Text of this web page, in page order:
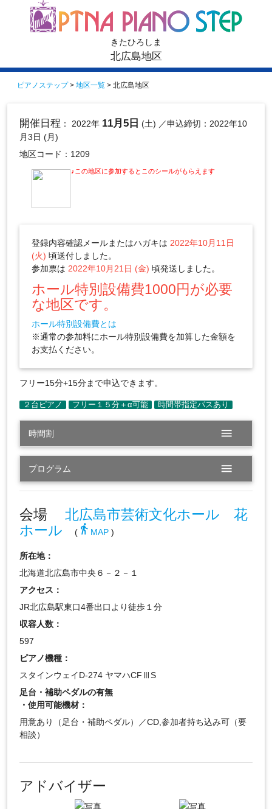
きたひろしま
北広島地区
ピアノステップ> 地区一覧 > 北広島地区
開催日程 ： 2022年 11月5日 (土) ／申込締切：2022年10
月3日 (月)
地区コード：1209
♪この地区に参加するとこのシールがもらえます
登録内容確認メールまたはハガキは 2022年10月11日
(火) 頃送付しました。
参加票は 2022年10月21日 (金) 頃発送しました。
ホール特別設備費1000円が必要
な地区です。
ホール特別設備費とは
※通常の参加料にホール特別設備費を加算した金額を
お支払ください。
フリー15分+15分まで申込できます。
時間割 menu
プログラム menu
会場 北広島市芸術文化ホール 花
ホール
(directions_walk MAP)
所在地：
北海道北広島市中央６－２－１
アクセス：
JR北広島駅東口4番出口より徒歩１分
収容人数：
597
ピアノ機種：
スタインウェイD-274 ヤマハCFⅢS
足台・補助ペダルの有無
・使用可能機材：
用意あり（足台・補助ペダル）／CD,参加者持ち込み可（要
相談）
アドバイザー